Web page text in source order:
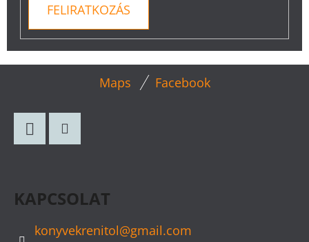
FELIRATKOZÁS
Maps Facebook
KAPCSOLAT
konyvekrenitol@gmail.com